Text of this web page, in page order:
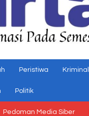
Peristiwa Kriminal
Politik
Pedoman Media Siber